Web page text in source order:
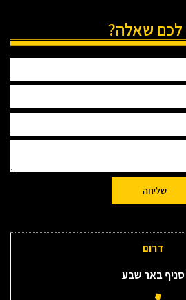
לכם שאלה?
שליחה
דרום
סניף באר שבע